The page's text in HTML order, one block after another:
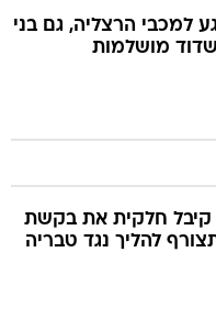
למכבי הרצליה, גם בני
מושלמות
קיבל חלקית את בקשת
להליך נגד טבריה